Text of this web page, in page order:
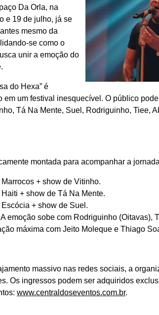
Da Orla, na
e 19 de julho, já se
mesmo da
se como o
unir a emoção do
do Hexa” é
em um festival inesquecível. O público
Tá Na Mente, Suel, Rodriguinho, Tiee,
montada para acompanhar a
Marrocos + show de Vitinho.
Haiti + show de Tá Na Mente.
Escócia + show de Suel.
A emoção sobe com Rodriguinho (Oitavas),
máxima com Jeito Moleque e Thiago
massivo nas redes sociais, a
Os ingressos podem ser adquiridos
www.centraldoseventos.com.br.